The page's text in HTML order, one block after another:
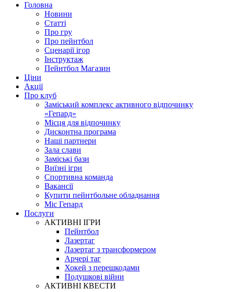
Головна
Новини
Статті
Про гру
Про пейнтбол
Сценарії ігор
Інструктаж
Пейнтбол Магазин
Ціни
Акції
Про клуб
Заміський комплекс активного відпочинку
«Гепард»
Місця для відпочинку
Дисконтна програма
Наші партнери
Зала слави
Заміські бази
Виїзні ігри
Спортивна команда
Вакансії
Купити пейнтбольне обладнання
Міс Гепард
Послуги
АКТИВНІ ІГРИ
Пейнтбол
Лазертаг
Лазертаг з трансформером
Арчері таг
Хокей з перешкодами
Подушкові війни
АКТИВНІ КВЕСТИ